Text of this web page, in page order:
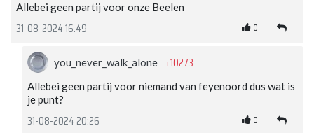
Allebei geen partij voor onze Beelen
31-08-2024 16:49 0
you_never_walk_alone +10273
Allebei geen partij voor niemand van feyenoord dus wat is
je punt?
31-08-2024 20:26 0